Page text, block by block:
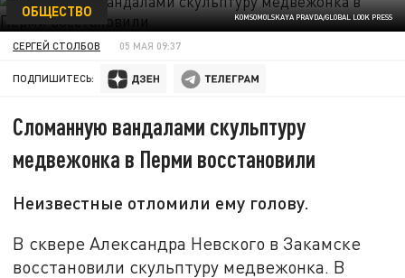
KOMSOMOLSKAYA PRAVDA/GLOBAL LOOK PRESS
ОБЩЕСТВО
СЕРГЕЙ СТОЛБОВ 05 МАЯ 09:37
ПОДПИШИТЕСЬ:
Сломанную вандалами скульптуру
медвежонка в Перми восстановили
Неизвестные отломили ему голову.
В сквере Александра Невского в Закамске
восстановили скульптуру медвежонка. В